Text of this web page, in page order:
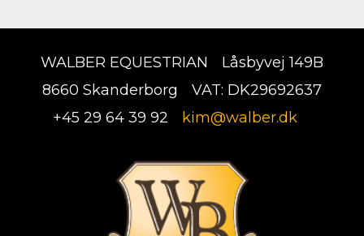
WALBER EQUESTRIAN
Låsbyvej 149B
8660 Skanderborg
VAT: DK29692637
+45 29 64 39 92
kim@walber.dk